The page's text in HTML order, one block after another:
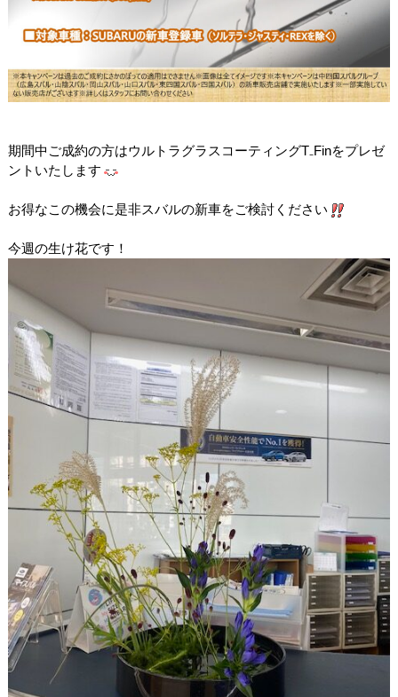
期間中ご成約の方はウルトラグラスコーティングT₋Finをプレゼ
ントいたします
お得なこの機会に是非スバルの新車をご検討ください
今週の生け花です！